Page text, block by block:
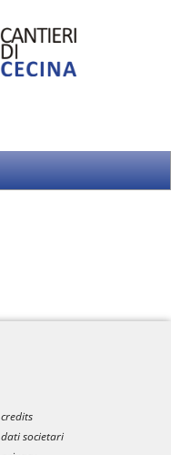
credits
dati societari